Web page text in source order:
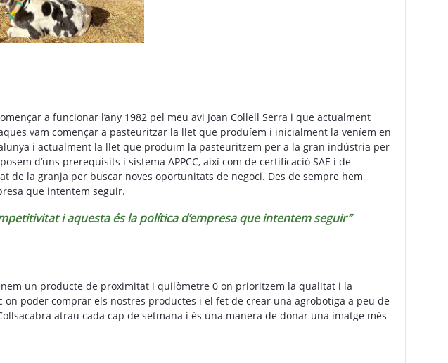
a funcionar l’any 1982 pel meu avi Joan Collell Serra i que actualment
vam començar a pasteuritzar la llet que produíem i inicialment la veníem en
i actualment la llet que produïm la pasteuritzem per a la gran indústria per
d’uns prerequisits i sistema APPCC, així com de certificació SAE i de
de la granja per buscar noves oportunitats de negoci. Des de sempre hem
que intentem seguir.
i aquesta és la política d’empresa que intentem seguir”
un producte de proximitat i quilòmetre 0 on prioritzem la qualitat i la
poder comprar els nostres productes i el fet de crear una agrobotiga a peu de
atrau cada cap de setmana i és una manera de donar una imatge més